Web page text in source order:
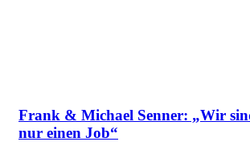
Frank & Michael Senner: „Wir
nur einen Job“